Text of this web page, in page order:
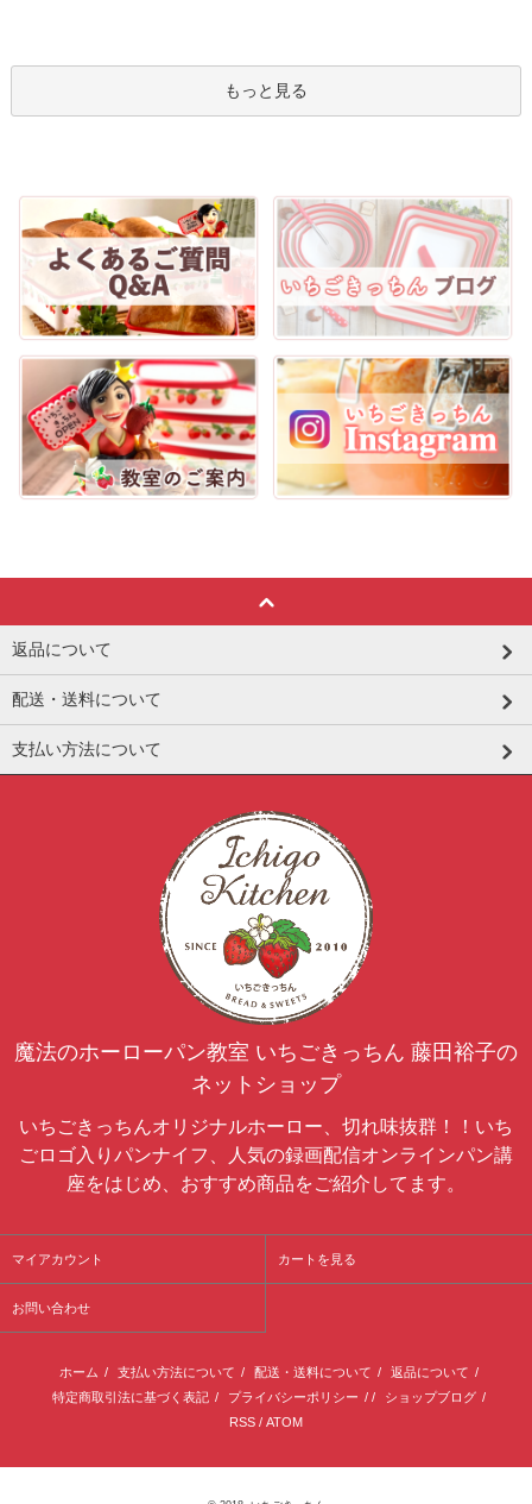
もっと見る
返品について
配送・送料について
支払い方法について
魔法のホーローパン教室 いちごきっちん 藤田裕子の
ネットショップ
いちごきっちんオリジナルホーロー、切れ味抜群！！いち
ごロゴ入りパンナイフ、人気の録画配信オンラインパン講
座をはじめ、おすすめ商品をご紹介してます。
マイアカウント カートを見る
お問い合わせ
ホーム / 支払い方法について / 配送・送料について / 返品について /
特定商取引法に基づく表記 / プライバシーポリシー / / ショップブログ /
RSS / ATOM